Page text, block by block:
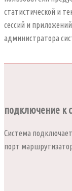
статистической и
сессий и
администратора
подключение к
Система
порт